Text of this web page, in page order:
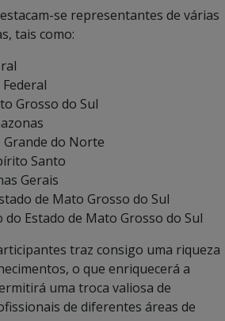
se representantes de várias
tais como:
Grosso do Sul
Grande do Norte
Santo
Gerais
de Mato Grosso do Sul
Estado de Mato Grosso do Sul
traz consigo uma riqueza
o que enriquecerá a
uma troca valiosa de
de diferentes áreas de